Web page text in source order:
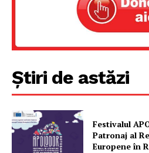
Știri de astăzi
Festivalul
Patronaj al
Europene în